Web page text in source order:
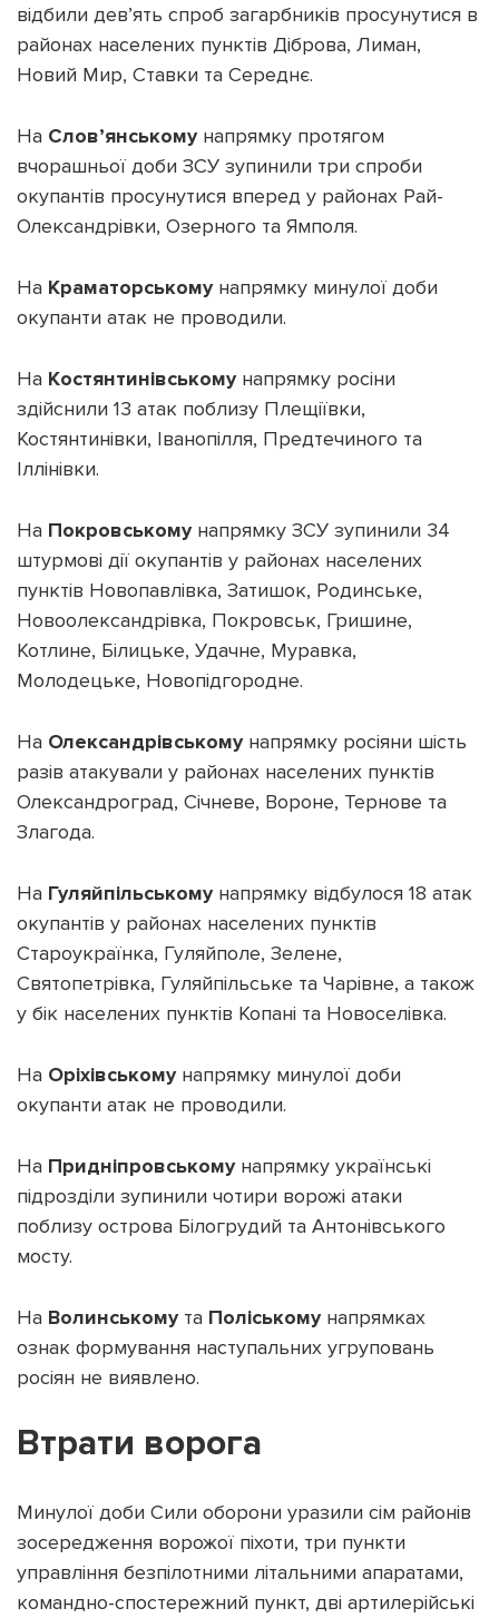
відбили дев’ять спроб загарбників просунутися в
районах населених пунктів Діброва, Лиман,
Новий Мир, Ставки та Середнє.
На Слов’янському напрямку протягом
вчорашньої доби ЗСУ зупинили три спроби
окупантів просунутися вперед у районах Рай-
Олександрівки, Озерного та Ямполя.
На Краматорському напрямку минулої доби
окупанти атак не проводили.
На Костянтинівському напрямку росіни
здійснили 13 атак поблизу Плещіївки,
Костянтинівки, Іванопілля, Предтечиного та
Іллінівки.
На Покровському напрямку ЗСУ зупинили 34
штурмові дії окупантів у районах населених
пунктів Новопавлівка, Затишок, Родинське,
Новоолександрівка, Покровськ, Гришине,
Котлине, Білицьке, Удачне, Муравка,
Молодецьке, Новопідгородне.
На Олександрівському напрямку росіяни шість
разів атакували у районах населених пунктів
Олександроград, Січневе, Вороне, Тернове та
Злагода.
На Гуляйпільському напрямку відбулося 18 атак
окупантів у районах населених пунктів
Староукраїнка, Гуляйполе, Зелене,
Святопетрівка, Гуляйпільське та Чарівне, а також
у бік населених пунктів Копані та Новоселівка.
На Оріхівському напрямку минулої доби
окупанти атак не проводили.
На Придніпровському напрямку українські
підрозділи зупинили чотири ворожі атаки
поблизу острова Білогрудий та Антонівського
мосту.
На Волинському та Поліському напрямках
ознак формування наступальних угруповань
росіян не виявлено.
Втрати ворога
Минулої доби Сили оборони уразили сім районів
зосередження ворожої піхоти, три пункти
управління безпілотними літальними апаратами,
командно-спостережний пункт, дві артилерійські